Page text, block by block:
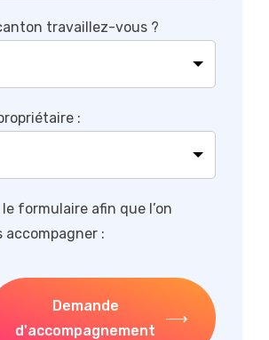
travaillez-vous ?
:
formulaire afin que l’on
accompagner :
Demande
d'accompagnement